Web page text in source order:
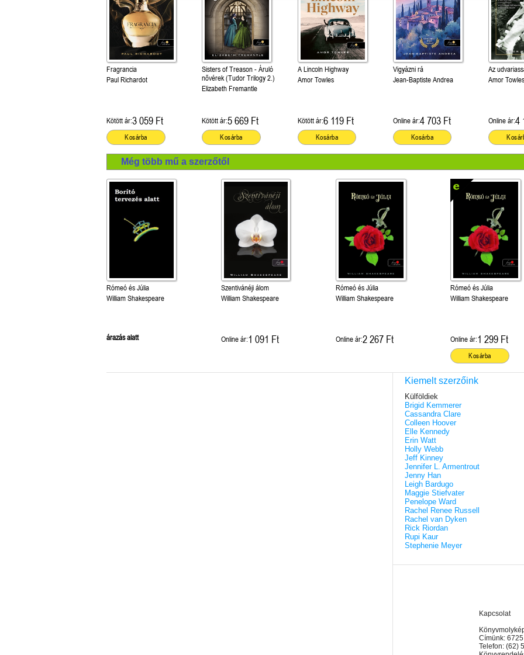
Fragrancia
Paul Richardot
Kötött ár:3 059 Ft
Kosárba
Sisters of Treason - Áruló
nővérek (Tudor Trilogy 2.)
Elizabeth Fremantle
Kötött ár:5 669 Ft
Kosárba
A Lincoln Highway
Amor Towles
Kötött ár:6 119 Ft
Kosárba
Vigyázni rá
Jean-Baptiste Andrea
Online ár:4 703 Ft
Kosárba
Az
Amor
Online ár:4
Még több mű a szerzőtől
Rómeó és Júlia
William Shakespeare
árazás alatt
Szentivánéji álom
William Shakespeare
Online ár:1 091 Ft
Rómeó és Júlia
William Shakespeare
Online ár:2 267 Ft
Rómeó és Júlia
William Shakespeare
Online ár:1 299 Ft
Kosárba
Kiemelt szerzőink
Külföldiek
Brigid Kemmerer
Cassandra Clare
Colleen Hoover
Elle Kennedy
Erin Watt
Holly Webb
Jeff Kinney
Jennifer L. Armentrout
Jenny Han
Leigh Bardugo
Maggie Stiefvater
Penelope Ward
Rachel Renee Russell
Rachel van Dyken
Rick Riordan
Rupi Kaur
Stephenie Meyer
Kapcsolat
Címünk:
Telefon: (62)